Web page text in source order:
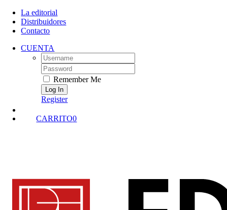
Skip
content
La editorial
Distribuidores
Contacto
CUENTA
Username:
Password:
Remember Me
Register
CARRITO0